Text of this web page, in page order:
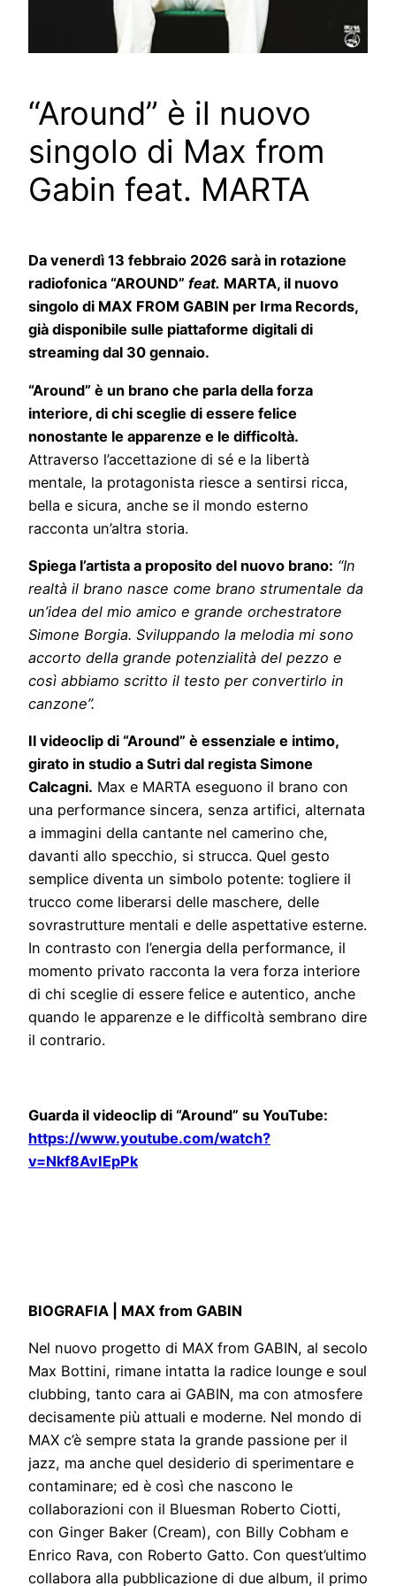
“Around” è il nuovo
singolo di Max from
Gabin feat. MARTA
Da venerdì 13 febbraio 2026 sarà in rotazione
radiofonica “AROUND” feat. MARTA, il nuovo
singolo di MAX FROM GABIN per Irma Records,
già disponibile sulle piattaforme digitali di
streaming dal 30 gennaio.
“Around” è un brano che parla della forza
interiore, di chi sceglie di essere felice
nonostante le apparenze e le difficoltà.
Attraverso l’accettazione di sé e la libertà
mentale, la protagonista riesce a sentirsi ricca,
bella e sicura, anche se il mondo esterno
racconta un’altra storia.
Spiega l’artista a proposito del nuovo brano: “In
realtà il brano nasce come brano strumentale da
un’idea del mio amico e grande orchestratore
Simone Borgia. Sviluppando la melodia mi sono
accorto della grande potenzialità del pezzo e
così abbiamo scritto il testo per convertirlo in
canzone”.
Il videoclip di “Around” è essenziale e intimo,
girato in studio a Sutri dal regista Simone
Calcagni. Max e MARTA eseguono il brano con
una performance sincera, senza artifici, alternata
a immagini della cantante nel camerino che,
davanti allo specchio, si strucca. Quel gesto
semplice diventa un simbolo potente: togliere il
trucco come liberarsi delle maschere, delle
sovrastrutture mentali e delle aspettative esterne.
In contrasto con l’energia della performance, il
momento privato racconta la vera forza interiore
di chi sceglie di essere felice e autentico, anche
quando le apparenze e le difficoltà sembrano dire
il contrario.
Guarda il videoclip di “Around” su YouTube:
https://www.youtube.com/watch?
v=Nkf8AvIEpPk
BIOGRAFIA | MAX from GABIN
Nel nuovo progetto di MAX from GABIN, al secolo
Max Bottini, rimane intatta la radice lounge e soul
clubbing, tanto cara ai GABIN, ma con atmosfere
decisamente più attuali e moderne. Nel mondo di
MAX c’è sempre stata la grande passione per il
jazz, ma anche quel desiderio di sperimentare e
contaminare; ed è così che nascono le
collaborazioni con il Bluesman Roberto Ciotti,
con Ginger Baker (Cream), con Billy Cobham e
Enrico Rava, con Roberto Gatto. Con quest’ultimo
collabora alla pubblicazione di due album, il primo